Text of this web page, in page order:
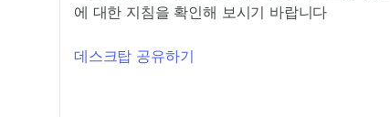
에 대한 지침을 확인해 보시기 바랍니다
데스크탑 공유하기